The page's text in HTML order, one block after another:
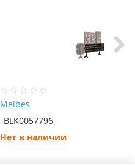
Meibes
BLK0057796
Нет в наличии